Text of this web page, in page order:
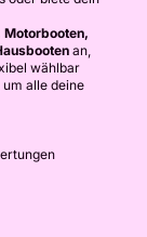
Motorbooten,
an,
wählbar
alle deine